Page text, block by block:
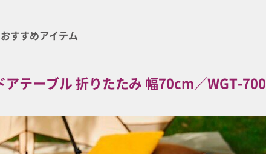
すすめアイテム
アテーブル 折りたたみ 幅70cm／WGT-700